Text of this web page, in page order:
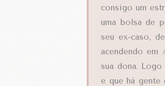
consigo um
uma bolsa de
seu ex-caso,
acendendo
sua dona.
e que há gente